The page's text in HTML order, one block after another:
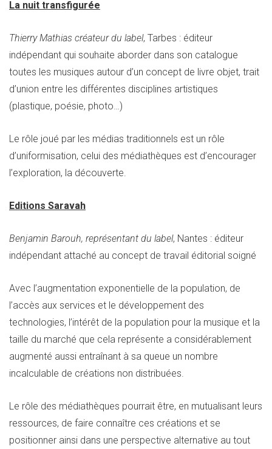
La nuit transfigurée
Thierry Mathias créateur du label, Tarbes : éditeur
indépendant qui souhaite aborder dans son catalogue
toutes les musiques autour d’un concept de livre objet, trait
d’union entre les différentes disciplines artistiques
(plastique, poésie, photo…)
Le rôle joué par les médias traditionnels est un rôle
d’uniformisation, celui des médiathèques est d’encourager
l’exploration, la découverte.
Editions Saravah
Benjamin Barouh, représentant du label, Nantes : éditeur
indépendant attaché au concept de travail éditorial soigné
Avec l’augmentation exponentielle de la population, de
l’accès aux services et le développement des
technologies, l’intérêt de la population pour la musique et la
taille du marché que cela représente a considérablement
augmenté aussi entraînant à sa queue un nombre
incalculable de créations non distribuées.
Le rôle des médiathèques pourrait être, en mutualisant leurs
ressources, de faire connaître ces créations et se
positionner ainsi dans une perspective alternative au tout